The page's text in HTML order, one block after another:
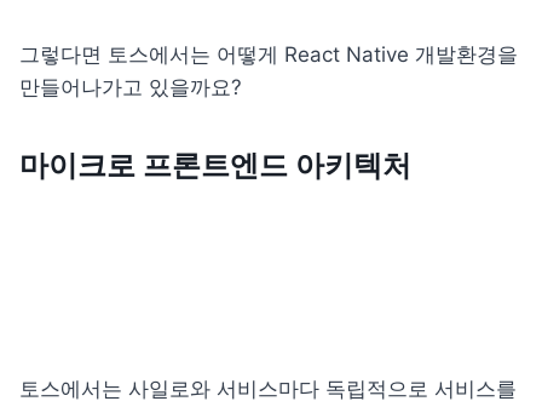
그렇다면 토스에서는 어떻게 React Native 개발환경을
만들어나가고 있을까요?
마이크로 프론트엔드 아키텍처
토스에서는 사일로와 서비스마다 독립적으로 서비스를